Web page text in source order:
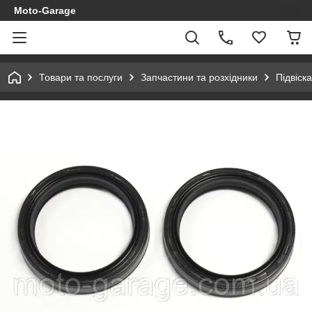
Moto-Garage
Товари та послуги Запчастини та розхідники Підвіска